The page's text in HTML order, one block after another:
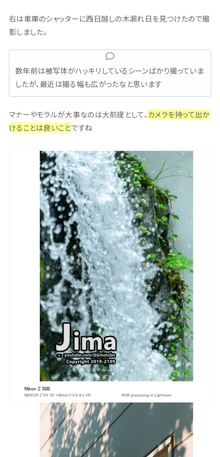
右は車庫のシャッターに西日越しの木漏れ日を見つけたので撮
影しました。
数年前は被写体がハッキリしているシーンばかり撮っていま
したが、最近は撮る幅も広がったなと思います
マナーやモラルが大事なのは大前提として、 カメラを持って出か
けることは良いことですね